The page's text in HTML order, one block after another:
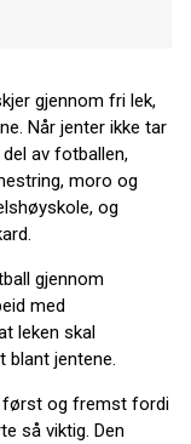
gjennom fri lek,
Når jenter ikke tar
av fotballen,
moro og
og
gjennom
med
leken skal
blant jentene.
først og fremst fordi
så viktig. Den